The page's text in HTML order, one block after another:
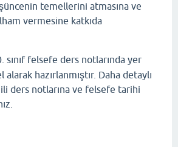
temellerini atmasına ve
vermesine katkıda
sınıf felsefe ders notlarında yer
hazırlanmıştır. Daha detaylı
ders notlarına ve felsefe tarihi